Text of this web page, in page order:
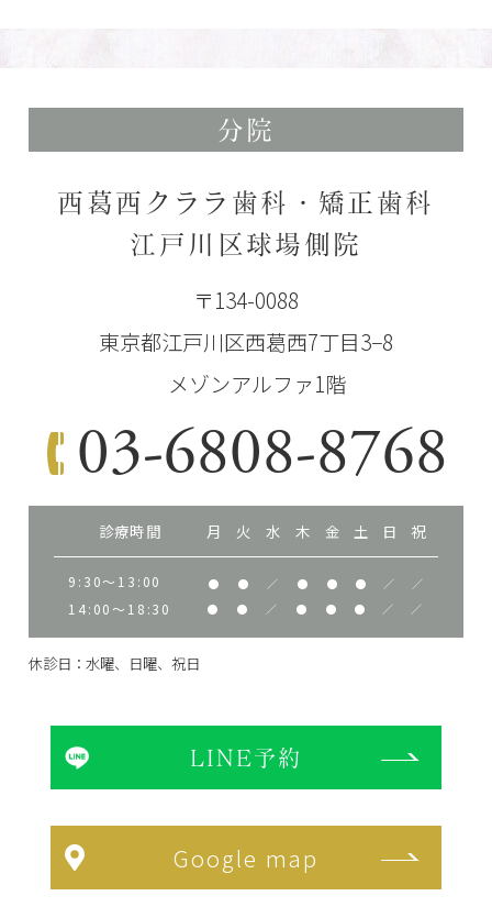
分院
西葛西クララ歯科・矯正歯科
江戸川区球場側院
〒134-0088
東京都江戸川区西葛西7丁目3−8
メゾンアルファ1階
03-6808-8768
診療時間 月 火 水 木 金 土 日 祝
9:30～13:00 ● ● ／ ● ● ● ／ ／
14:00～18:30 ● ● ／ ● ● ● ／ ／
休診日：水曜、日曜、祝日
LINE予約
Google map